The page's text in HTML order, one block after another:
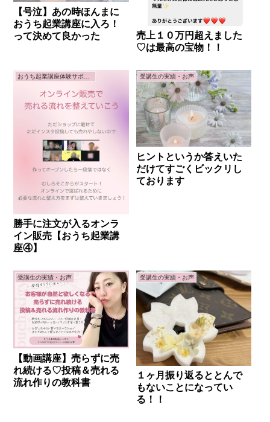
【号泣】あの時ほんまに
おうち起業講座に入ろ！
って決めて良かった
売上１０万円超えました
♡は最高の宝物！！
おうち起業講座体験サポート
勝手に注文が入るオンラ
イン販売【おうち起業講
座④】
受講生の実績・お声
ヒントというか答えいた
だけてすごくビックリし
ております
受講生の実績・お声
【動画講座】売らずに売
れ続ける♡投稿＆売れる
流れ作りの教科書
受講生の実績・お声
１ヶ月振り返るととんで
もないことになってい
る！！